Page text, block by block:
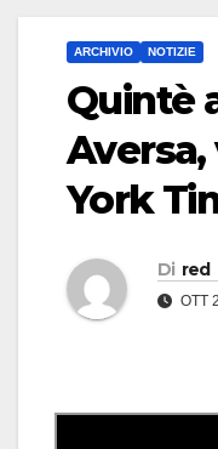
ARCHIVIO NOTIZIE
Quintè
York
Di red
OTT